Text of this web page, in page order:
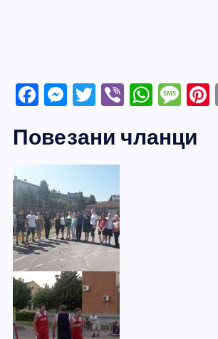
F
c
e
b
o
o
k
M
ss
e
n
g
er
T
itt
er
Vi
er
W
at
M
ss
Повезани чланци